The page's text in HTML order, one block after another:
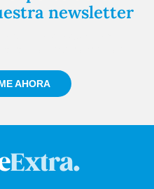
newsletter
AHORA